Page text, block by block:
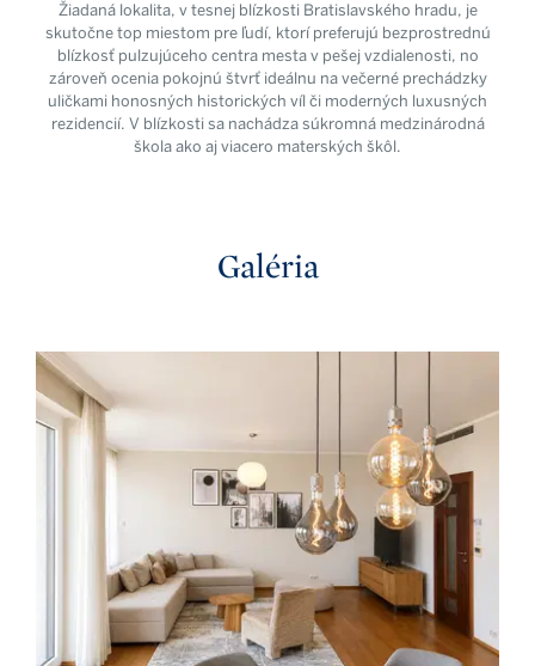
Žiadaná lokalita, v tesnej blízkosti Bratislavského hradu, je
skutočne top miestom pre ľudí, ktorí preferujú bezprostrednú
blízkosť pulzujúceho centra mesta v pešej vzdialenosti, no
zároveň ocenia pokojnú štvrť ideálnu na večerné prechádzky
uličkami honosných historických víl či moderných luxusných
rezidencií. V blízkosti sa nachádza súkromná medzinárodná
škola ako aj viacero materských škôl.
Galéria